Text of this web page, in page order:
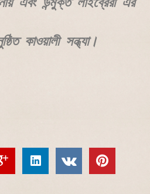
কাওয়ালী সন্ধ্যা।